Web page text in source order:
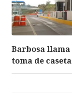
Barbosa
toma de